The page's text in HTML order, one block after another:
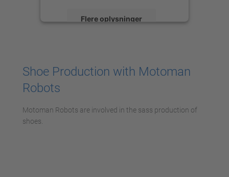
Flere oplysninger
Management Platform
Shoe Production with Motoman
Robots
Motoman Robots are involved in the sass production of
shoes.